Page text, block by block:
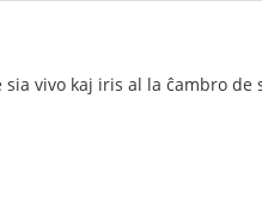
vivo kaj iris al la ĉambro